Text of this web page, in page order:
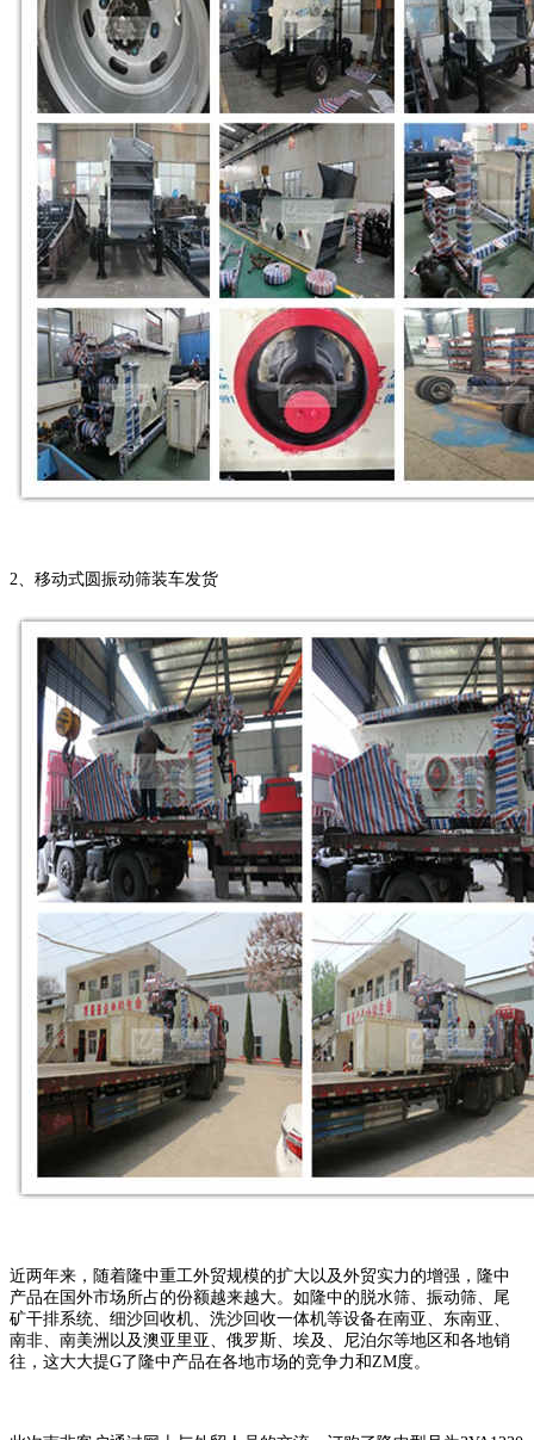
2、移动式圆振动筛装车发货
近两年来，随着隆中重工外贸规模的扩大以及外贸实力的增强，隆中
产品在国外市场所占的份额越来越大。如隆中的脱水筛、振动筛、尾
矿干排系统、细沙回收机、洗沙回收一体机等设备在南亚、东南亚、
南非、南美洲以及澳亚里亚、俄罗斯、埃及、尼泊尔等地区和各地销
往，这大大提G了隆中产品在各地市场的竞争力和ZM度。